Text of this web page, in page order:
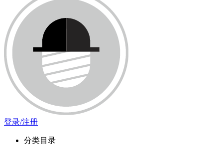
登录/注册
分类目录